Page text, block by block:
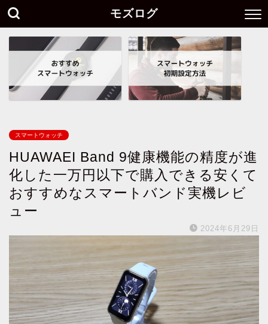
モズログ
スマートウォッチ
HUAWAEI Band 9健康機能の精度が進
化した一万円以下で購入できる安くて
おすすめなスマートバンド実機レビ
ュー
2024年6月29日